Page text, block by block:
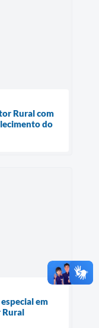
Rural com
do
em
Rural